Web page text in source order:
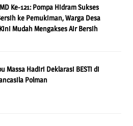
Ke-121: Pompa Hidram Sukses
ke Pemukiman, Warga Desa
Mudah Mengakses Air Bersih
Massa Hadiri Deklarasi BESTi di
Polman